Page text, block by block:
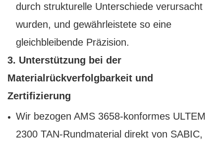
durch strukturelle Unterschiede verursacht
wurden, und gewährleistete so eine
gleichbleibende Präzision.
3. Unterstützung bei der
Materialrückverfolgbarkeit und
Zertifizierung
Wir bezogen AMS 3658-konformes ULTEM
2300 TAN-Rundmaterial direkt von SABIC,